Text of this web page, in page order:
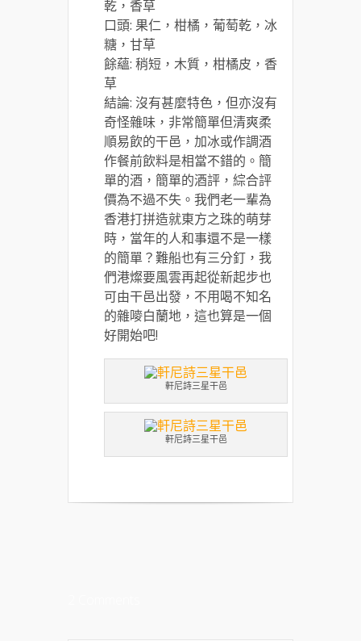
乾，香草
口頭: 果仁，柑橘，葡萄乾，冰
糖，甘草
餘蘊: 稍短，木質，柑橘皮，香
草
結論: 沒有甚麼特色，但亦沒有
奇怪雜味，非常簡單但清爽柔
順易飲的干邑，加冰或作調酒
作餐前飲料是相當不錯的。簡
單的酒，簡單的酒評，綜合評
價為不過不失。我們老一輩為
香港打拼造就東方之珠的萌芽
時，當年的人和事還不是一樣
的簡單？難船也有三分釘，我
們港燦要風雲再起從新起步也
可由干邑出發，不用喝不知名
的雜嘜白蘭地，這也算是一個
好開始吧!
軒尼詩三星干邑
軒尼詩三星干邑